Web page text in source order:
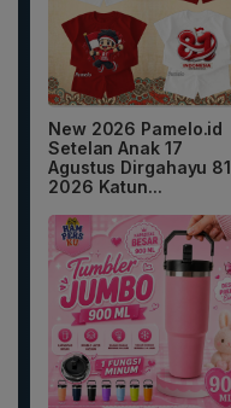
New 2026 Pamelo.id
Setelan Anak 17
Agustus Dirgahayu 81
2026 Katun...